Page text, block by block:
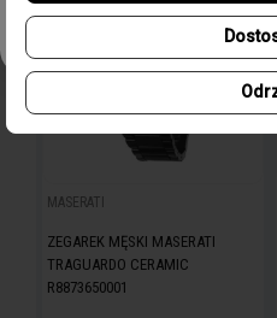
MASERATI
ZEGAREK MĘSKI MASERATI
TRAGUARDO CERAMIC
R8873650001